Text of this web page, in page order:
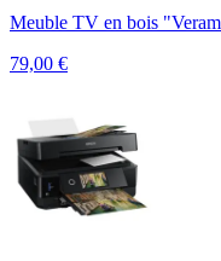
Meuble TV en bois
79,00 €